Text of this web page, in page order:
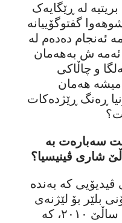
لە ڕێگایەک
گفتوگۆییانە
ئەنجام دەدەم لە
ئەمە ش بەهەمان
و چاڵاکی
هەمان
ڕەنگ ڕێژدەکات
سەبارەت بە
شاری ڤینیسیا؟
ڤیدیۆیی کە بەندە
بلێر بۆ لێژنەی
لێکۆڵینەوەی تشیلکۆت لە ساڵێ ٢٠١٠، کە